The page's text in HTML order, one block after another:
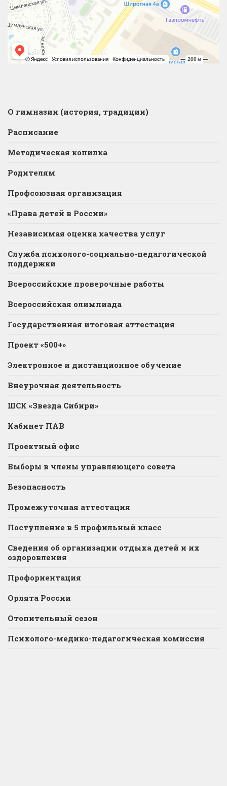
О гимназии (история, традиции)
Расписание
Методическая копилка
Родителям
Профсоюзная организация
«Права детей в России»
Независимая оценка качества услуг
Служба психолого-социально-педагогической
поддержки
Всероссийские проверочные работы
Всероссийская олимпиада
Государственная итоговая аттестация
Проект «500+»
Электронное и дистанционное обучение
Внеурочная деятельность
ШСК «Звезда Сибири»
Кабинет ПАВ
Проектный офис
Выборы в члены управляющего совета
Безопасность
Промежуточная аттестация
Поступление в 5 профильный класс
Сведения об организации отдыха детей и их
оздоровления
Профориентация
Орлята России
Отопительный сезон
Психолого-медико-педагогическая комиссия